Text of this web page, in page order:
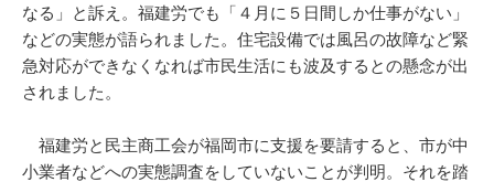
なる」と訴え。福建労でも「４月に５日間しか仕事がない」
などの実態が語られました。住宅設備では風呂の故障など緊
急対応ができなくなれば市民生活にも波及するとの懸念が出
されました。
福建労と民主商工会が福岡市に支援を要請すると、市が中
小業者などへの実態調査をしていないことが判明。それを踏